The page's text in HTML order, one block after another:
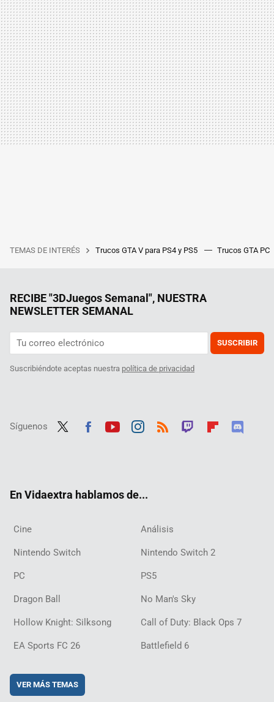
TEMAS DE INTERÉS Trucos GTA V para PS4 y PS5 Trucos GTA PC
RECIBE "3DJuegos Semanal", NUESTRA
NEWSLETTER SEMANAL
SUSCRIBIR
Suscribiéndote aceptas nuestra política de privacidad
Síguenos
En Vidaextra hablamos de...
Cine Análisis
Nintendo Switch Nintendo Switch 2
PC PS5
Dragon Ball No Man's Sky
Hollow Knight: Silksong Call of Duty: Black Ops 7
EA Sports FC 26 Battlefield 6
VER MÁS TEMAS